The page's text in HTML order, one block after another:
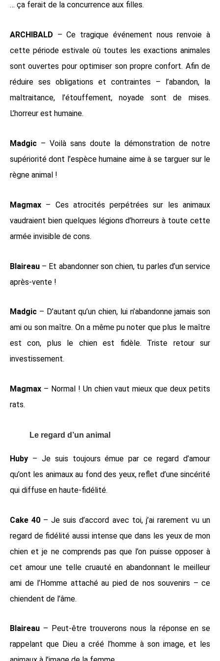
… ça ferait de la concurrence aux filles.
ARCHIBALD – Ce tragique événement nous renvoie à
cette période estivale où toutes les exactions animales
sont ouvertes pour optimiser son propre confort. Afin de
réduire ses obligations et contraintes – l’abandon, la
maltraitance, l’étouffement, noyade sont de mises.
L’horreur est humaine.
Madgic – Voilà sans doute la démonstration de notre
supériorité dont l’espèce humaine aime à se targuer sur le
règne animal !
Magmax – Ces atrocités perpétrées sur les animaux
vaudraient bien quelques légions d’horreurs à toute cette
armée invisible de cons.
Blaireau – Et abandonner son chien, tu parles d’un service
après-vente !
Madgic – D’autant qu’un chien, lui n’abandonne jamais son
ami ou son maître. On a même pu noter que plus le maître
est con, plus le chien est fidèle. Triste retour sur
investissement.
Magmax – Normal ! Un chien vaut mieux que deux petits
rats.
Le regard d’un animal
Huby – Je suis toujours émue par ce regard d’amour
qu’ont les animaux au fond des yeux, reflet d’une sincérité
qui diffuse en haute-fidélité.
Cake 40 – Je suis d’accord avec toi, j’ai rarement vu un
regard de fidélité aussi intense que dans les yeux de mon
chien et je ne comprends pas que l’on puisse opposer à
cet amour une telle cruauté en abandonnant le meilleur
ami de l’Homme attaché au pied de nos souvenirs – ce
chiendent de l’âme.
Blaireau – Peut-être trouverons nous la réponse en se
rappelant que Dieu a créé l’homme à son image, et les